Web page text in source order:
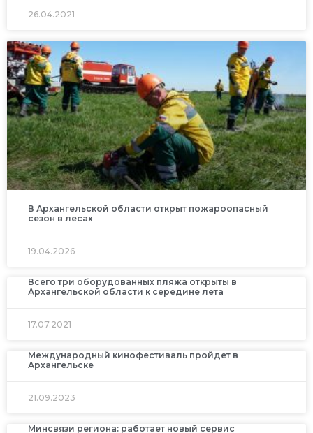
26.04.2021
В Архангельской области открыт пожароопасный
сезон в лесах
19.04.2026
Всего три оборудованных пляжа открыты в
Архангельской области к середине лета
17.07.2021
Международный кинофестиваль пройдет в
Архангельске
21.09.2023
Минсвязи региона: работает новый сервис